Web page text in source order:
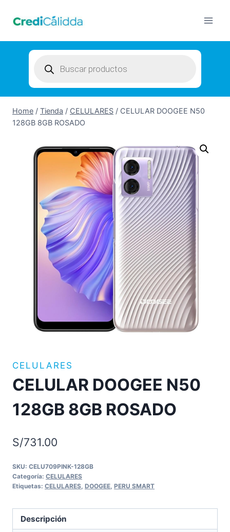
search
Home / Tienda / CELULARES / CELULAR DOOGEE N50
128GB 8GB ROSADO
CELULARES
CELULAR DOOGEE N50
128GB 8GB ROSADO
S/731.00
SKU: CELU709PINK-128GB
Categoría: CELULARES
Etiquetas: CELULARES DOOGEE PERU SMART
Descripción